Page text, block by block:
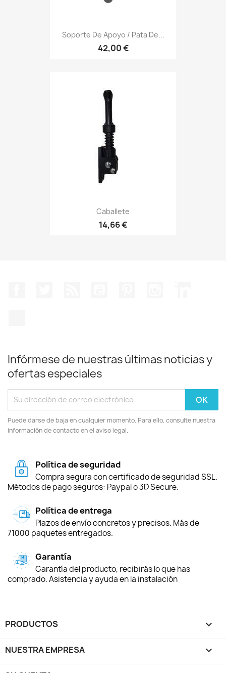
Soporte De Apoyo / Pata De...
42,00 €
Caballete
14,66 €
Infórmese de nuestras últimas noticias y
ofertas especiales
Puede darse de baja en cualquier momento. Para ello, consulte nuestra
información de contacto en el aviso legal.
Política de seguridad
Compra segura con certificado de seguridad SSL.
Métodos de pago seguros: Paypal o 3D Secure.
Política de entrega
Plazos de envío concretos y precisos. Más de
71000 paquetes entregados.
Garantía
Garantía del producto, recibirás lo que has
comprado. Asistencia y ayuda en la instalación
PRODUCTOS 
NUESTRA EMPRESA 